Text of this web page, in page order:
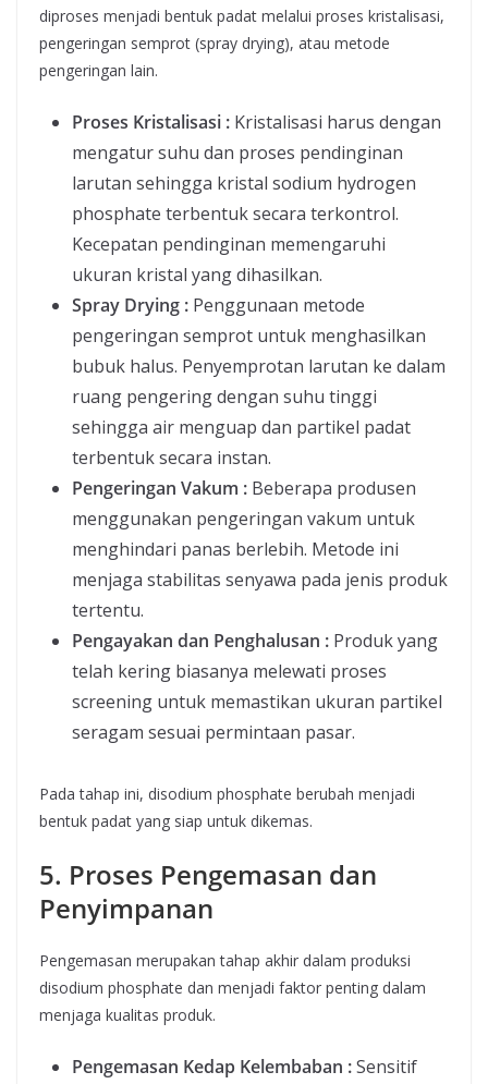
diproses menjadi bentuk padat melalui proses kristalisasi,
pengeringan semprot (spray drying), atau metode
pengeringan lain.
Proses Kristalisasi : Kristalisasi harus dengan
mengatur suhu dan proses pendinginan
larutan sehingga kristal sodium hydrogen
phosphate terbentuk secara terkontrol.
Kecepatan pendinginan memengaruhi
ukuran kristal yang dihasilkan.
Spray Drying : Penggunaan metode
pengeringan semprot untuk menghasilkan
bubuk halus. Penyemprotan larutan ke dalam
ruang pengering dengan suhu tinggi
sehingga air menguap dan partikel padat
terbentuk secara instan.
Pengeringan Vakum : Beberapa produsen
menggunakan pengeringan vakum untuk
menghindari panas berlebih. Metode ini
menjaga stabilitas senyawa pada jenis produk
tertentu.
Pengayakan dan Penghalusan : Produk yang
telah kering biasanya melewati proses
screening untuk memastikan ukuran partikel
seragam sesuai permintaan pasar.
Pada tahap ini, disodium phosphate berubah menjadi
bentuk padat yang siap untuk dikemas.
5. Proses Pengemasan dan
Penyimpanan
Pengemasan merupakan tahap akhir dalam produksi
disodium phosphate dan menjadi faktor penting dalam
menjaga kualitas produk.
Pengemasan Kedap Kelembaban :Sensitif